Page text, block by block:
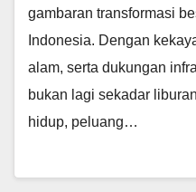
gambaran transformasi
Indonesia. Dengan
alam, serta dukungan
bukan lagi sekadar
hidup, peluang…